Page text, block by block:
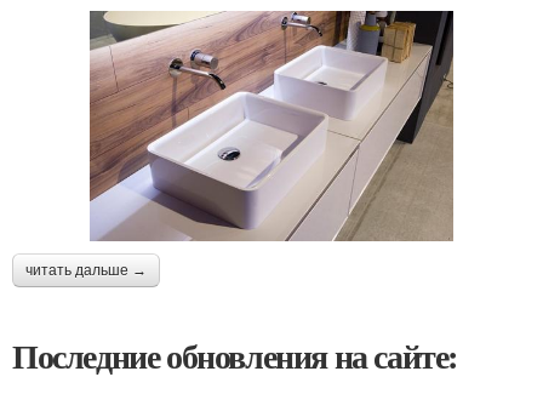
читать дальше →
Последние обновления на сайте: